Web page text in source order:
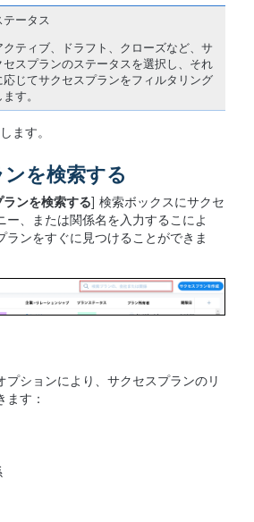
テータス
クティブ、ドラフト、クローズなど、サ
セスプランのステータスを選択し、それ
応じてサクセスプランをフィルタリング
ます。
ます。
を検索する
ンを検索する] 検索ボックスにサクセ
ー、または関係名を入力するこによ
ランをすぐに見つけることができま
プションにより、サクセスプランのリ
ます：